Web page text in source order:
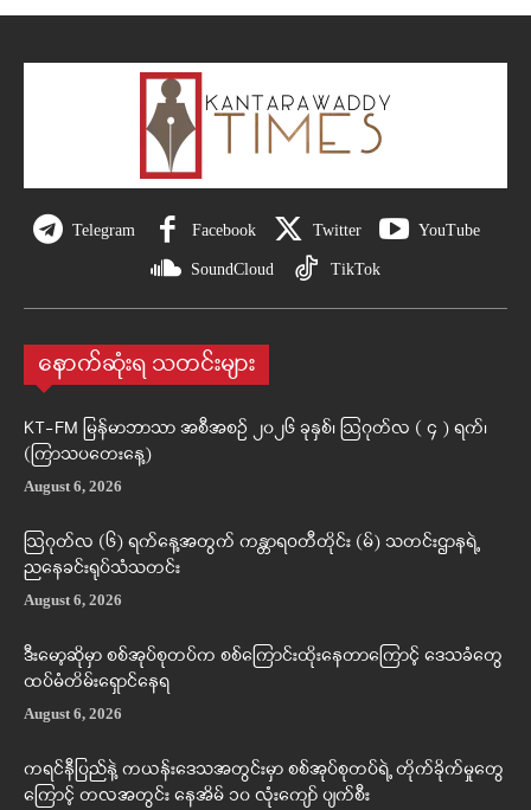
Telegram Facebook Twitter YouTube
SoundCloud TikTok
နောက်ဆုံးရ သတင်းများ
KT-FM မြန်မာဘာသာ အစီအစဉ် ၂၀၂၆ ခုနှစ်၊ ဩဂုတ်လ ( ၄ ) ရက်၊
(ကြာသပတေးနေ့)
August 6, 2026
ဩဂုတ်လ (၆) ရက်နေ့အတွက် ကန္တာရဝတီတိုင်း (မ်) သတင်းဌာနရဲ့
ညနေခင်းရုပ်သံသတင်း
August 6, 2026
ဒီးမော့ဆိုမှာ စစ်အုပ်စုတပ်က စစ်ကြောင်းထိုးနေတာကြောင့် ဒေသခံတွေ
ထပ်မံတိမ်းရှောင်နေရ
August 6, 2026
ကရင်နီပြည်နဲ့ ကယန်းဒေသအတွင်းမှာ စစ်အုပ်စုတပ်ရဲ့ တိုက်ခိုက်မှုတွေ
ကြောင့် တလအတွင်း နေအိမ် ၁၀ လုံးကျော် ပျက်စီး